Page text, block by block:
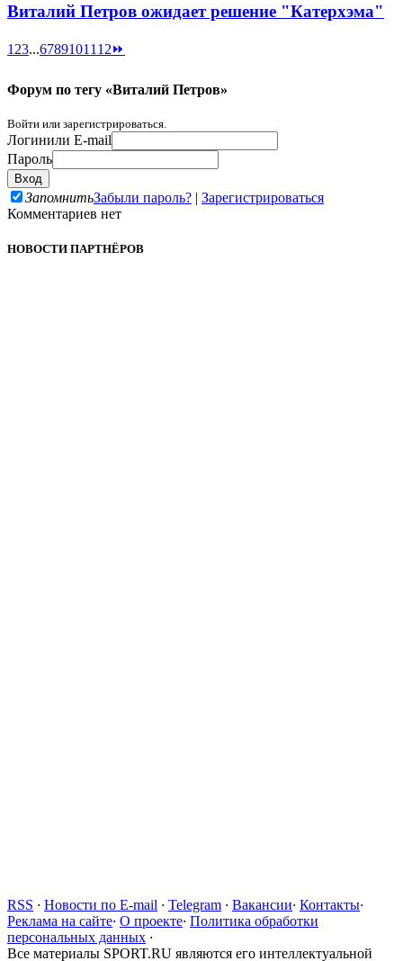
Виталий Петров ожидает решение "Катерхэма"
1 23...67891011 12⏩
Форум по тегу «Виталий Петров»
Войти или зарегистрироваться.
Логинили E-mail
Пароль
ЗапомнитьЗабыли пароль? | Зарегистрироваться
Комментариев нет
НОВОСТИ ПАРТНЁРОВ
RSS · Новости по E-mail · Telegram · Вакансии· Контакты·
Реклама на сайте· О проекте· Политика обработки
персональных данных ·
Все материалы SPORT.RU являются его интеллектуальной